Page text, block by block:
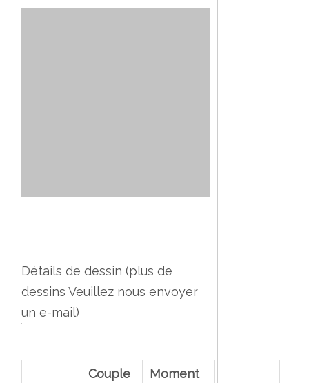
Détails de dessin (plus de
dessins Veuillez nous envoyer
un e-mail)
Couple
Moment